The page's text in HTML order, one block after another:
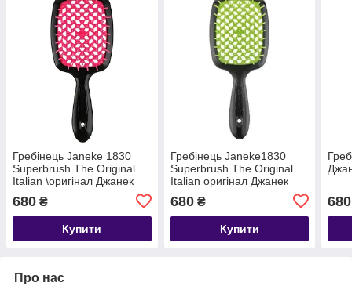
Гребінець Janeke 1830
Superbrush The Original
Italian \оригінал Джанек
680 ₴
Купити
Гребінець Janeke1830
Superbrush The Original
Italian оригінал Джанек
680₴
Купити
680
Про нас